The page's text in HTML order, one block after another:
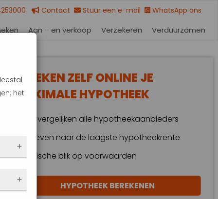
Contact Stuur een e-mail WhatsApp ons
Aan – en verkoop Verzekeren Verduurzamen
BEREKEN ZELF ONLINE JE
MAXIMALE HYPOTHEEK
Wij vergelijken alle hypotheekaanbieders
Streven naar de laagste hypotheekrente
Kritische blik op voorwaarden
HYPOTHEEK BEREKENEN
het